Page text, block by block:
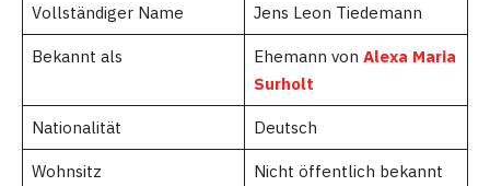
Vollständiger Name Jens Leon Tiedemann
Bekannt als Ehemann von Alexa Maria
Surholt
Nationalität Deutsch
Wohnsitz Nicht öffentlich bekannt